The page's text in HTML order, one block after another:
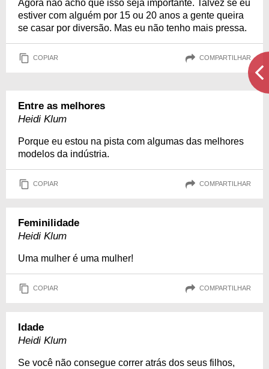
Agora não acho que isso seja importante. Talvez se eu
estiver com alguém por 15 ou 20 anos a gente queira
se casar por diversão. Mas eu não tenho mais pressa.
COPIAR COMPARTILHAR
Entre as melhores
Heidi Klum
Porque eu estou na pista com algumas das melhores
modelos da indústria.
COPIAR COMPARTILHAR
Feminilidade
Heidi Klum
Uma mulher é uma mulher!
COPIAR COMPARTILHAR
Idade
Heidi Klum
Se você não consegue correr atrás dos seus filhos,